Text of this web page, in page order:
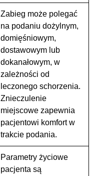
Zabieg może polegać
na podaniu dożylnym,
domięśniowym,
dostawowym lub
dokanałowym, w
zależności od
leczonego schorzenia.
Znieczulenie
miejscowe zapewnia
pacjentowi komfort w
trakcie podania.
Parametry życiowe
pacjenta są